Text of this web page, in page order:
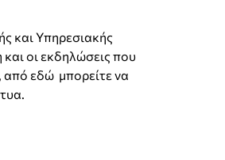
και Υπηρεσιακής
οι εκδηλώσεις που
από εδώ μπορείτε να